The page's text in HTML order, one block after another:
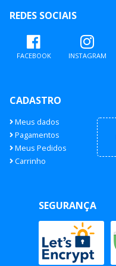
REDES SOCIAIS
FACEBOOK INSTAGRAM
CADASTRO
Meus dados
Pagamentos
Meus Pedidos
Carrinho
SEGURANÇA